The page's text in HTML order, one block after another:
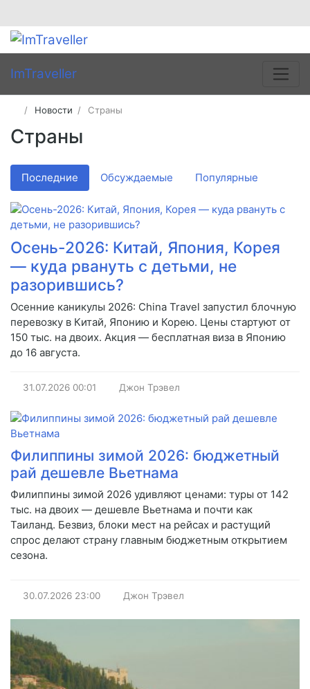
ImTraveller
Новости Страны
Страны
Последние Обсуждаемые Популярные
Осень-2026: Китай, Япония, Корея
— куда рвануть с детьми, не
разорившись?
Осенние каникулы 2026: China Travel запустил блочную
перевозку в Китай, Японию и Корею. Цены стартуют от
150 тыс. на двоих. Акция — бесплатная виза в Японию
до 16 августа.
31.07.2026 00:01 Джон Трэвел
Филиппины зимой 2026: бюджетный
рай дешевле Вьетнама
Филиппины зимой 2026 удивляют ценами: туры от 142
тыс. на двоих — дешевле Вьетнама и почти как
Таиланд. Безвиз, блоки мест на рейсах и растущий
спрос делают страну главным бюджетным открытием
сезона.
30.07.2026 23:00 Джон Трэвел